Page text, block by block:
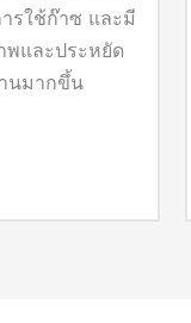
รใช้ก๊าซ และมี
พและประหยัด
นมากขึ้น